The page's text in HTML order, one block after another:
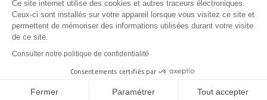
Politique de données personnelles
Gestion des cookies
Ce site internet utilise des cookies et autres traceurs électroniques.
Ceux-ci sont installés sur votre appareil lorsque vous visitez ce site et
permettent de mémoriser des informations utilisées durant votre visite
de ce site.
Consulter notre politique de confidentialité
Consentements certifiés par
Fermer Paramétrer Tout accepter